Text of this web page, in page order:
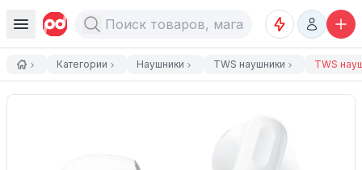
Категории Наушники TWS наушники TWS